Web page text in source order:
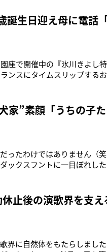
手がけた曲も。同曲は魔法
誕生日迎え母に電話
座で開催中の『氷川きよし
ンスにタイムスリップする
ンスの国旗をモチーフに作っ
と満面
家”素顔「うちの子
だったわけではありません（
ックスフントに一目ぼれし
な家族としてもう1頭、初め
15歳で
止後の演歌界を支
歌界に自然体をもたらしまし